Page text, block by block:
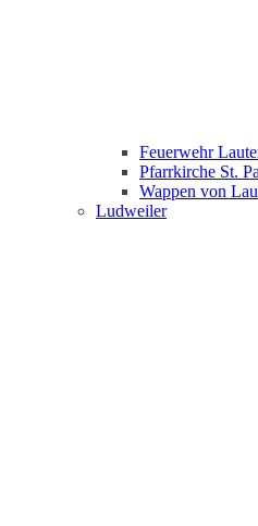
Feuerwehr
Pfarrkirche St.
Wappen von
Ludweiler